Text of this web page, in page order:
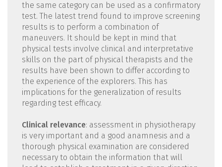
the same category can be used as a confirmatory
test. The latest trend found to improve screening
results is to perform a combination of
maneuvers. It should be kept in mind that
physical tests involve clinical and interpretative
skills on the part of physical therapists and the
results have been shown to differ according to
the experience of the explorers. This has
implications for the generalization of results
regarding test efficacy.
Clinical relevance: assessment in physiotherapy
is very important and a good anamnesis and a
thorough physical examination are considered
necessary to obtain the information that will